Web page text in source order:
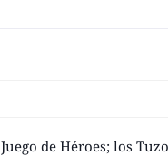
Juego de Héroes; los